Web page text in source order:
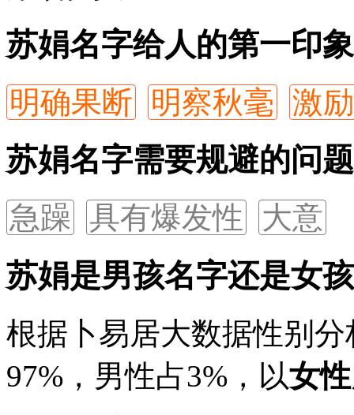
苏娟名字给人的第一印象
明确果断 明察秋毫 激
苏娟名字需要规避的问题
急躁 具有爆发性 大意
苏娟是男孩名字还是女
根据卜易居大数据性别
97% ，男性占3% ，以女性